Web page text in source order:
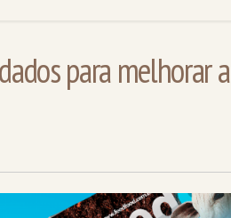
para melhorar a